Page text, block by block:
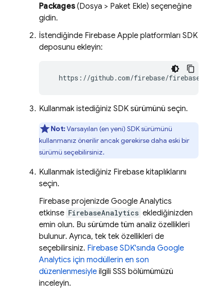
Packages(Dosya > Paket Ekle) seçeneğine
gidin.
İstendiğinde Firebase Apple platformları SDK
deposunu ekleyin:
https://github.com/firebase/firebase-
Kullanmak istediğiniz SDK sürümünü seçin.
Not:Varsayılan (en yeni) SDK sürümünü
kullanmanız önerilir ancak gerekirse daha eski bir
sürümü seçebilirsiniz.
Kullanmak istediğiniz Firebase kitaplıklarını
seçin.
Firebase projenizde Google Analytics
etkinse FirebaseAnalytics eklediğinizden
emin olun. Bu sürümde tüm analiz özellikleri
bulunur. Ayrıca, tek tek özellikleri de
seçebilirsiniz. Firebase SDK'sında Google
Analytics için modüllerin en son
düzenlenmesiyle ilgili SSS bölümümüzü
inceleyin.